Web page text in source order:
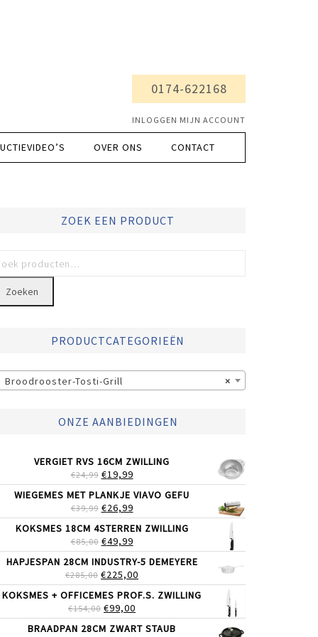
0174-622168
INLOGGEN MIJN ACCOUNT
OVER ONS CONTACT
ZOEK EEN PRODUCT
Zoeken
PRODUCTCATEGORIEËN
×
Broodrooster-Tosti-Grill
ONZE AANBIEDINGEN
VERGIET RVS 16CM ZWILLING
€24,99 OORSPRONKELIJKE
PRIJS
WAS:
€24,99.
€19,99HUIDIGE
PRIJS
IS:
€19,99.
WIEGEMES MET PLANKJE VIAVO GEFU
€39,99 OORSPRONKELIJKE
PRIJS
WAS:
€39,99.
€26,99HUIDIGE
PRIJS
IS:
€26,99.
KOKSMES 18CM 4STERREN ZWILLING
€85,00 OORSPRONKELIJKE
PRIJS
WAS:
€85,00.
€49,99HUIDIGE
PRIJS
IS:
€49,99.
HAPJESPAN 28CM INDUSTRY-5 DEMEYERE
€285,00 OORSPRONKELIJKE
PRIJS
WAS:
€285,00.
€225,00
PRIJS
IS:
KOKSMES + OFFICEMES PROF.S. ZWILLING
€154,00 OORSPRONKELIJKE
PRIJS
WAS:
€99,00
PRIJS
IS:
BRAADPAN 28CM ZWART STAUB